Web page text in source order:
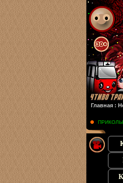
Главная :
Злая 2 : : Похищенная : : Франкенштейн: :